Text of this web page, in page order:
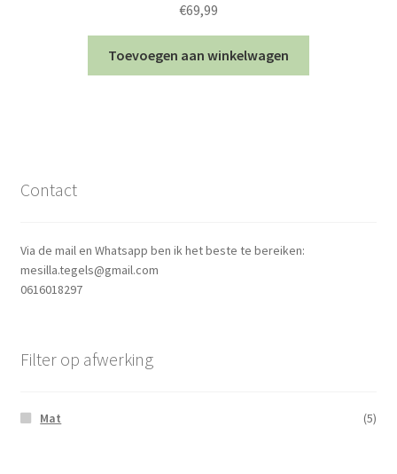
€69,99
Toevoegen aan winkelwagen
Contact
Via de mail en Whatsapp ben ik het beste te bereiken:
mesilla.tegels@gmail.com
0616018297
Filter op afwerking
Mat (5)